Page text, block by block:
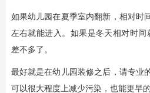
如果幼儿园在夏季室内翻新，相对时
左右就能进入。如果是冬天相对时
差不多了。
最好就是在幼儿园装修之后，请专业
可以很大程度上减少污染，也能更早的